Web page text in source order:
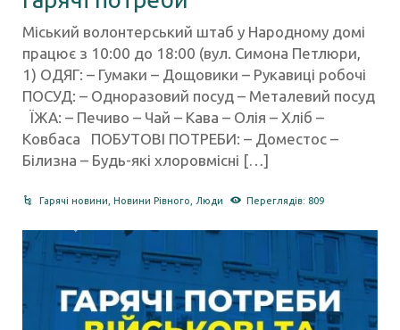
Міський волонтерський штаб у Народному домі
працює з 10:00 до 18:00 (вул. Симона Петлюри,
1) ОДЯГ: – Гумаки – Дощовики – Рукавиці робочі
ПОСУД: – Одноразовий посуд – Металевий посуд
ЇЖА: – Печиво – Чай – Кава – Олія – Хліб –
Ковбаса ПОБУТОВІ ПОТРЕБИ: – Доместос –
Білизна – Будь-які хлоровмісні […]
Гарячі новини ,Новини Рівного Люди Переглядів: 809